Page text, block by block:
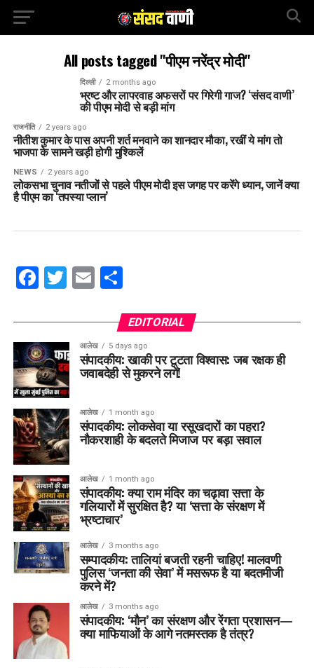
All posts tagged "पीएम नरेंद्र मोदी"
दिल्ली 2 months ago
भ्रष्ट और लापरवाह अफसरों पर गिरेगी गाज? ‘संसद वाणी’
की पीएम मोदी से बड़ी मांग
राजनीति 2 years ago
नीतीश कुमार के पास अपनी शर्त मनवाने का शानदार मौका, रखीं ये मांग तो
भाजपा के सामने खड़ी होगी मुश्किलें
NEWS 2 years ago
लोकसभा चुनाव नतीजों से पहले पीएम मोदी इस जगह पर करेंगे ध्यान, जानें क्या
है पीएम का ‘तपस्या प्लान’
Facebook
Twitter
EmailShare
EDITORIAL
आलेख 5 days ago
संपादकीय: खाकी पर टूटता विश्वास: जब रक्षक ही
जवाबदेही से मुकरने लगें!
आलेख 1 month ago
संपादकीय: लोकसेवा या रसूखदारों का पहरा?
नौकरशाही के बदलते मिजाज पर बड़ा सवाल
आलेख 1 month ago
संपादकीय: क्या राम मंदिर का चढ़ावा सत्ता के
गलियारों में सुरक्षित है? या ‘सत्ता के संरक्षण में
भ्रष्टाचार’
आलेख 3 months ago
सम्पादकीय: तालियां बजती रहनी चाहिए! मालवणी
पुलिस ‘जनता की सेवा’ में मसरूफ है या बदतमीजी
करने में?
आलेख 3 months ago
संपादकीय: ‘मौन’ का संरक्षण और रेंगता प्रशासन—
क्या माफियाओं के आगे नतमस्तक है तंत्र?